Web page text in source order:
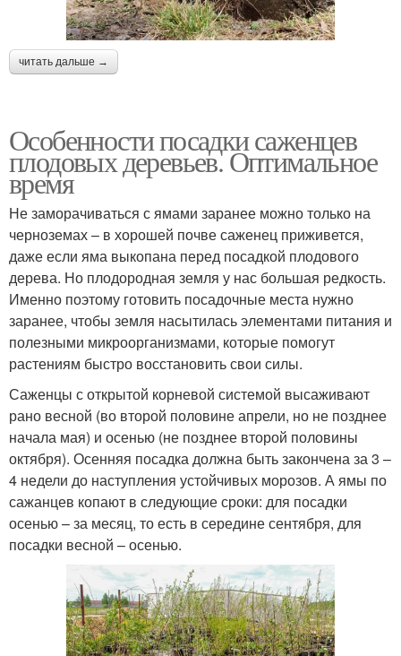
читать дальше →
Особенности посадки саженцев
плодовых деревьев. Оптимальное
время
Не заморачиваться с ямами заранее можно только на
черноземах – в хорошей почве саженец приживется,
даже если яма выкопана перед посадкой плодового
дерева. Но плодородная земля у нас большая редкость.
Именно поэтому готовить посадочные места нужно
заранее, чтобы земля насытилась элементами питания и
полезными микроорганизмами, которые помогут
растениям быстро восстановить свои силы.
Саженцы с открытой корневой системой высаживают
рано весной (во второй половине апрели, но не позднее
начала мая) и осенью (не позднее второй половины
октября). Осенняя посадка должна быть закончена за 3 –
4 недели до наступления устойчивых морозов. А ямы по
сажанцев копают в следующие сроки: для посадки
осенью – за месяц, то есть в середине сентября, для
посадки весной – осенью.